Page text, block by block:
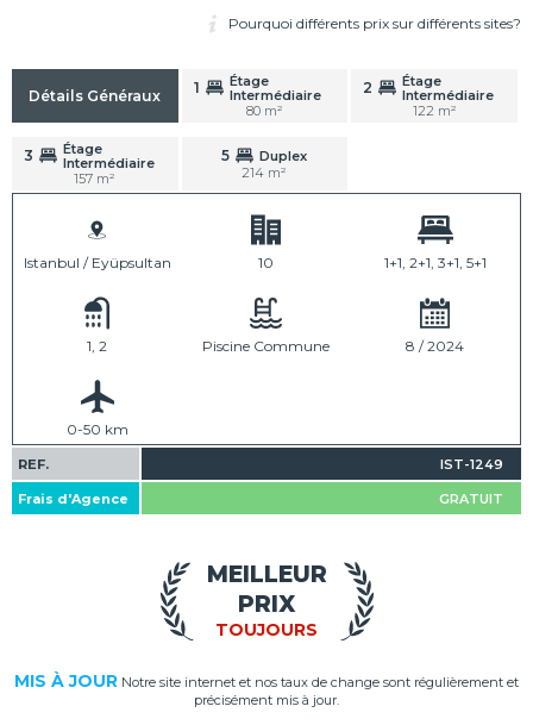
Pourquoi différents prix sur différents sites?
Détails Généraux 1
Étage
Intermédiaire
80 m²
2
Étage
Intermédiaire
122 m²
3
Étage
Intermédiaire
157 m²
5
Duplex
214 m²
Istanbul / Eyüpsultan 10 1+1, 2+1, 3+1, 5+1
1, 2 Piscine Commune 8 / 2024
0-50 km
REF. IST-1249
Frais d'Agence GRATUIT
TOUJOURS
MEILLEUR
PRIX
MIS À JOUR Notre site internet et nos taux de change sont régulièrement et
précisément mis à jour.